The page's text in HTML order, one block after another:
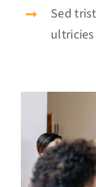
Sed
ultricies